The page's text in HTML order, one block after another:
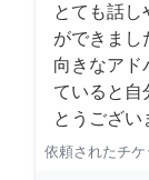
とても話し
ができまし
向きなアド
ていると自
とうござい
依頼されたチケ